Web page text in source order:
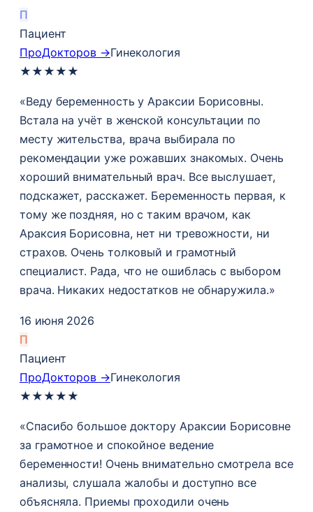
П
Пациент
ПроДокторов →Гинекология
★ ★ ★ ★ ★
«Веду беременность у Араксии Борисовны.
Встала на учёт в женской консультации по
месту жительства, врача выбирала по
рекомендации уже рожавших знакомых. Очень
хороший внимательный врач. Все выслушает,
подскажет, расскажет. Беременность первая, к
тому же поздняя, но с таким врачом, как
Араксия Борисовна, нет ни тревожности, ни
страхов. Очень толковый и грамотный
специалист. Рада, что не ошиблась с выбором
врача. Никаких недостатков не обнаружила.»
16 июня 2026
П
Пациент
ПроДокторов →Гинекология
★ ★ ★ ★ ★
«Спасибо большое доктору Араксии Борисовне
за грамотное и спокойное ведение
беременности! Очень внимательно смотрела все
анализы, слушала жалобы и доступно все
объясняла. Приемы проходили очень